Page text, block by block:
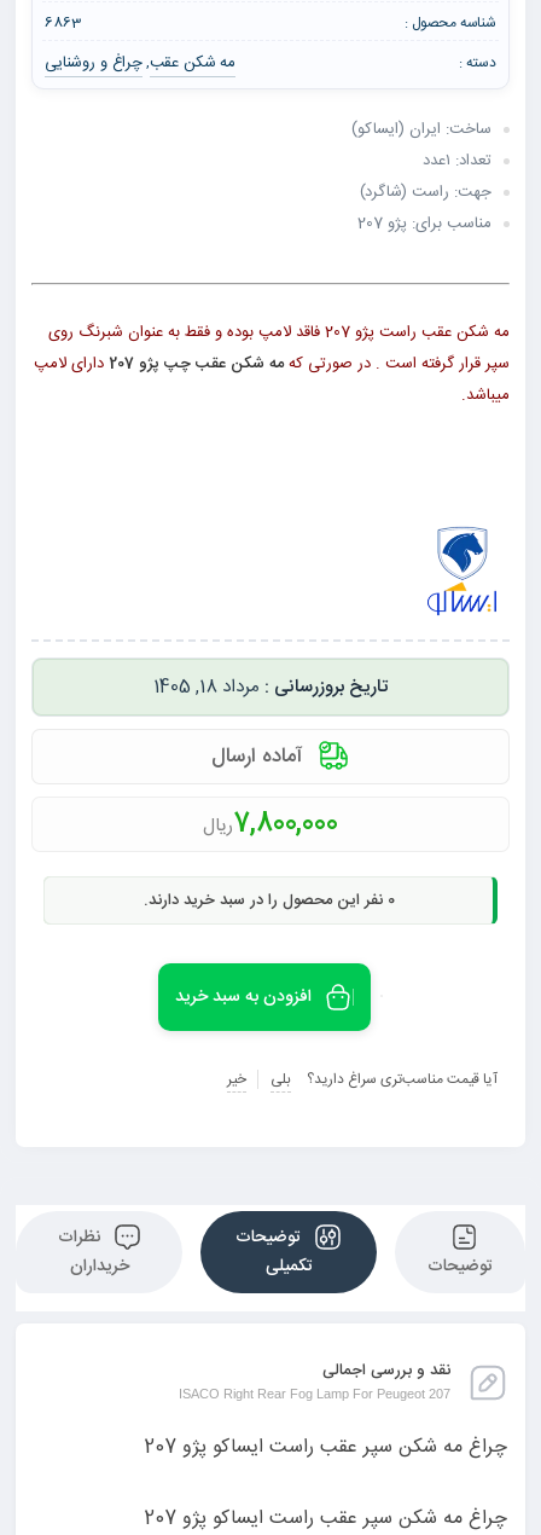
شناسه محصول :
6863
دسته :
مه شکن عقب,چراغ و روشنایی
ساخت: ایران (ایساکو)
تعداد: ۱عدد
جهت: راست (شاگرد)
مناسب برای: پژو 207
مه شکن عقب راست پژو 207 فاقد لامپ بوده و فقط به عنوان شبرنگ روی
سپر قرار گرفته است . در صورتی کهمه شکن عقب چپ پژو 207
دارای لامپ
میباشد.
مرداد 18, 1405
آماده ارسال
7,800,000ریال
0 نفر این محصول را در سبد خرید دارند.
افزودن به سبد خرید
آیا قیمت مناسب‌تری سراغ دارید؟ بلی خیر
توضیحات
توضیحات
تکمیلی
نظرات
خریداران
نقد و بررسی اجمالی
ISACO Right Rear Fog Lamp For Peugeot 207
چراغ مه شکن سپر عقب راست ایساکو پژو 207
چراغ مه شکن سپر عقب راست ایساکو پژو 207